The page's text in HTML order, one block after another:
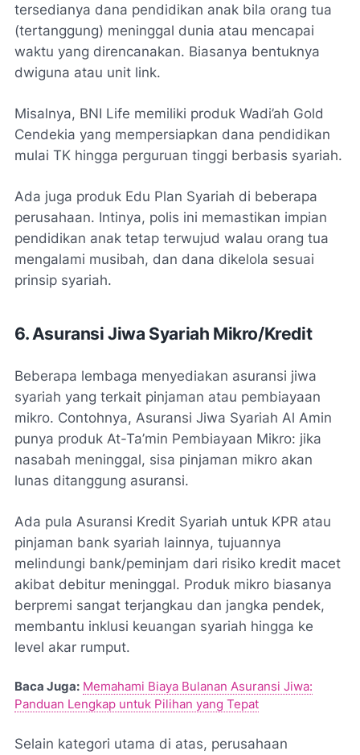
tersedianya dana pendidikan anak bila orang tua
(tertanggung) meninggal dunia atau mencapai
waktu yang direncanakan. Biasanya bentuknya
dwiguna atau unit link.
Misalnya, BNI Life memiliki produk Wadi’ah Gold
Cendekia yang mempersiapkan dana pendidikan
mulai TK hingga perguruan tinggi berbasis syariah.
Ada juga produk Edu Plan Syariah di beberapa
perusahaan. Intinya, polis ini memastikan impian
pendidikan anak tetap terwujud walau orang tua
mengalami musibah, dan dana dikelola sesuai
prinsip syariah.
6. Asuransi Jiwa Syariah Mikro/Kredit
Beberapa lembaga menyediakan asuransi jiwa
syariah yang terkait pinjaman atau pembiayaan
mikro. Contohnya, Asuransi Jiwa Syariah Al Amin
punya produk At-Ta’min Pembiayaan Mikro: jika
nasabah meninggal, sisa pinjaman mikro akan
lunas ditanggung asuransi.
Ada pula Asuransi Kredit Syariah untuk KPR atau
pinjaman bank syariah lainnya, tujuannya
melindungi bank/peminjam dari risiko kredit macet
akibat debitur meninggal. Produk mikro biasanya
berpremi sangat terjangkau dan jangka pendek,
membantu inklusi keuangan syariah hingga ke
level akar rumput.
Baca Juga: Memahami Biaya Bulanan Asuransi Jiwa:
Panduan Lengkap untuk Pilihan yang Tepat
Selain kategori utama di atas, perusahaan